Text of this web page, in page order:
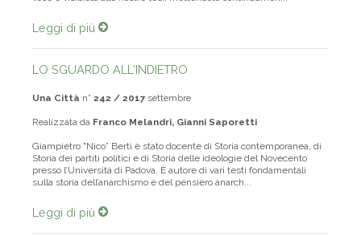
Leggi di più
LO SGUARDO ALL'INDIETRO
Una Città n° 242 / 2017 settembre
Realizzata da Franco Melandri, Gianni Saporetti
Giampietro "Nico” Berti è stato docente di Storia contemporanea, di
Storia dei partiti politici e di Storia delle ideologie del Novecento
presso l’Università di Padova. È autore di vari testi fondamentali
sulla storia dell’anarchismo e del pensiero anarch...
Leggi di più